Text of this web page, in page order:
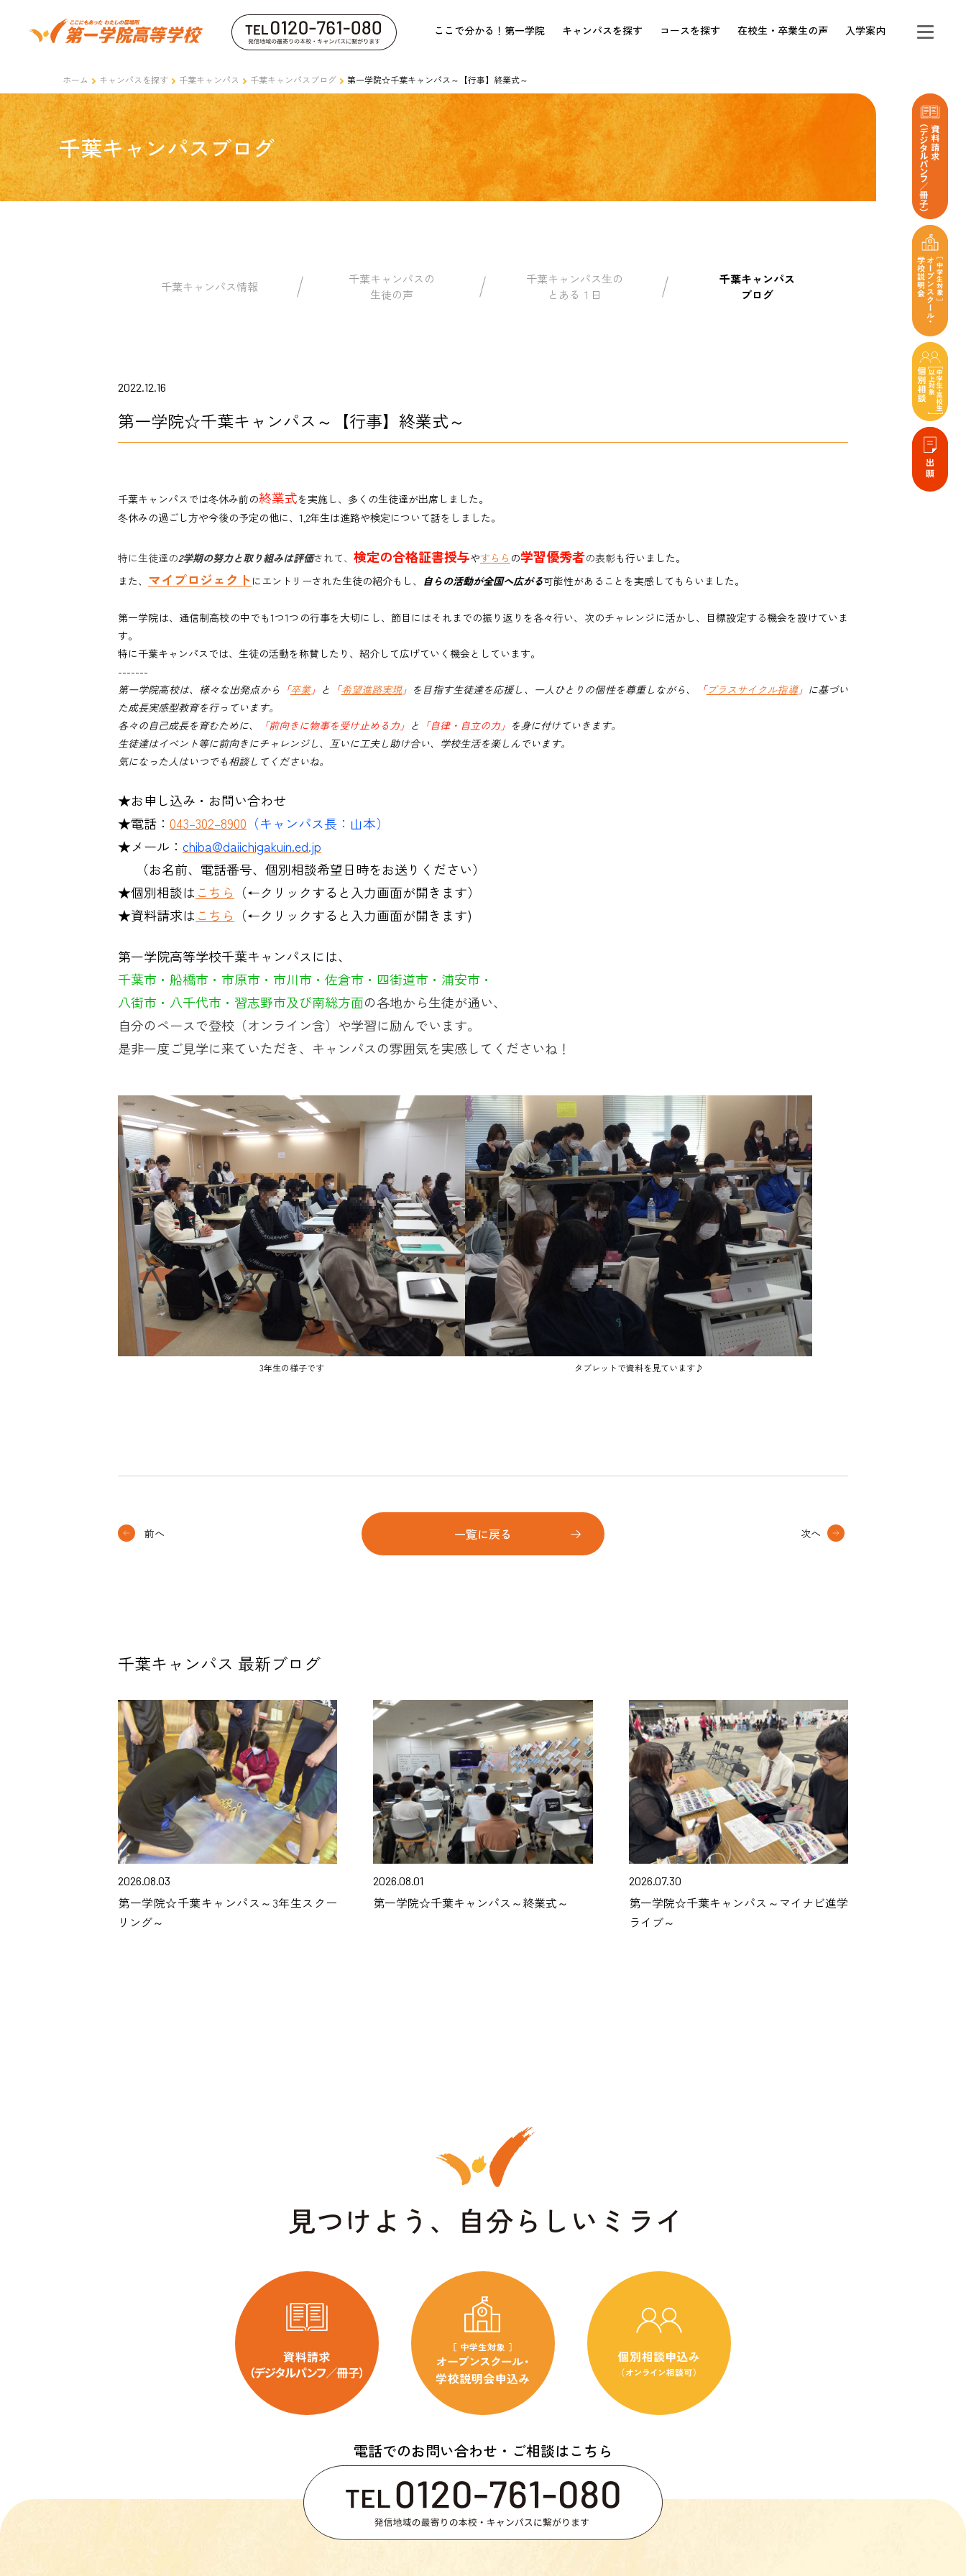
ここで分かる！第一学院 キャンパスを探す コースを探す 在校生・卒業生の声 入学案内
ホーム キャンパスを探す 千葉キャンパス 千葉キャンパスブログ 第一学院☆千葉キャンパス～【行事】終業式～
千葉キャンパスブログ
千葉キャンパス情報
千葉キャンパスの
生徒の声
千葉キャンパス生の
とある１日
千葉キャンパス
ブログ
2022.12.16
第一学院☆千葉キャンパス～【行事】終業式～
千葉キャンパスでは冬休み前の終業式を実施し、 多くの生徒達が出席しました。
冬休みの過ごし方や今後の予定の他に、1,2年生は進路や検定について話をしました。
特に生徒達の2学期の努力と取り組みは評価されて、 検定の合格証書授与やすらら の学習優秀者の表彰も行いました。
また、 マイプロジェクト にエントリーされた生徒の紹介もし、 自らの活動が全国へ広がる可能性があることを実感してもらいました。
第一学院は、通信制高校の中でも1つ1つの行事を大切にし、節目にはそれまでの振り返りを各々行い、次のチャレンジに活かし、目標設定する機会を設けていま
す。
特に千葉キャンパスでは、生徒の活動を称賛したり、紹介して広げていく機会としています。
-------
第一学院高校は、様々な出発点から 「卒業」 と 「希望進路実現」 を目指す生徒達を応援し、 一人ひとりの個性を尊重しながら、 「プラスサイクル指導」 に基づい
た成長実感型教育を行っています。
各々の自己成長を育むために、
「前向きに物事を受け止める力」 と 「自律・自立の力」 を身に付けていきます。
生徒達はイベント等に前向きにチャレンジし、互いに工夫し助け合い、学校生活を楽しんでいます。
気になった人はいつでも相談してくださいね。
★お申し込み・お問い合わせ
★電話： 043–302–8900 （キャンパス長：山本）
★メール： chiba@daiichigakuin.ed.jp
（お名前、電話番号、個別相談希望日時をお送りください）
★個別相談は こちら （←クリックすると入力画面が開きます）
★資料請求は こちら （←クリックすると入力画面が開きます)
第一学院高等学校千葉キャンパスには、
千葉市・船橋市・市原市・市川市・佐倉市・四街道市・浦安市・
八街市・八千代市・習志野市及び南総方面の各地から生徒が通い、
自分のペースで登校（オンライン含）や学習に励んでいます。
是非一度ご見学に来ていただき、キャンパスの雰囲気を実感してくださいね！
3年生の様子です タブレットで資料を見ています♪
前へ 一覧に戻る 次へ
千葉キャンパス 最新ブログ
2026.08.03
第一学院☆千葉キャンパス～3年生スクー
リング～
2026.08.01
第一学院☆千葉キャンパス～終業式～
2026.07.30
第一学院☆千葉キャンパス～マイナビ進学
ライブ～
電話でのお問い合わせ・ご相談はこちら